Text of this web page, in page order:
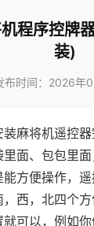
程序控牌
装)
布时间：2026年
麻将机遥控器
面、包包里
方便操作，
西，北四个
可以，例如